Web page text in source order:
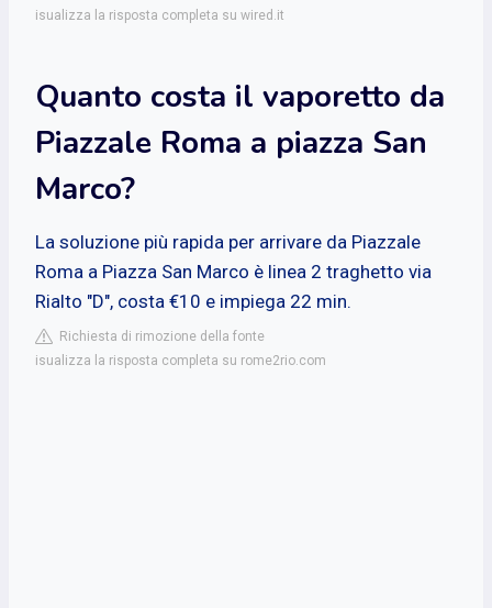
isualizza la risposta completa su wired.it
Quanto costa il vaporetto da
Piazzale Roma a piazza San
Marco?
La soluzione più rapida per arrivare da Piazzale
Roma a Piazza San Marco è linea 2 traghetto via
Rialto "D", costa €10 e impiega 22 min.
Richiesta di rimozione della fonte
isualizza la risposta completa su rome2rio.com